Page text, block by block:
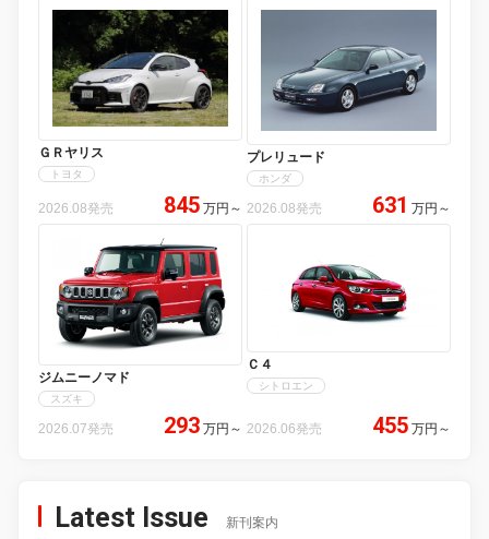
ＧＲヤリス
トヨタ
2026.08発売 845 万円 ～
プレリュード
ホンダ
2026.08発売 631 万円 ～
ジムニーノマド
スズキ
2026.07発売 293 万円 ～
Ｃ４
シトロエン
2026.06発売 455 万円 ～
Latest Issue 新刊案内